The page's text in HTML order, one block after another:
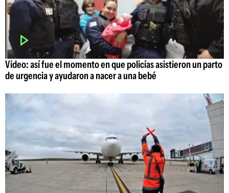
Video: así fue el momento en que policías asistieron un parto
de urgencia y ayudaron a nacer a una bebé